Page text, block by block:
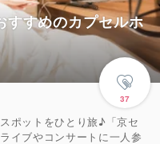
すすめのカプセルホ
37
ポットをひとり旅♪「京セ
イブやコンサートに一人参